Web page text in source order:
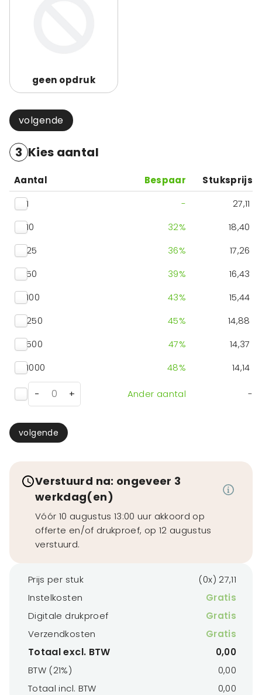
geen opdruk
volgende
3 Kies aantal
Aantal Bespaar
Stuksprijs
1
-
27,11
10
32%
18,40
25
36%
17,26
50
39%
16,43
100
43%
15,44
250
45%
14,88
500
47%
14,37
1000
48% 14,14
- + Ander aantal -
volgende
Verstuurd na: ongeveer 3
werkdag(en)
Vóór 10 augustus 13:00 uur akkoord op
offerte en/of drukproef, op 12 augustus
verstuurd.
Prijs per stuk
(0x) 27,11
Instelkosten
Gratis
Digitale drukproef
Gratis
Verzendkosten
Gratis
Totaal excl. BTW
0,00
BTW (21%)
0,00
Totaal incl. BTW
0,00